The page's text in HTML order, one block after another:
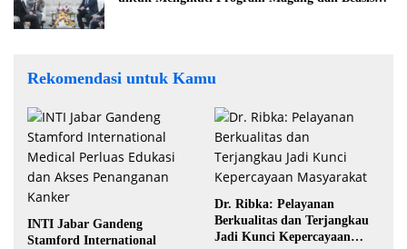
Rekomendasi untuk Kamu
INTI Jabar Gandeng
Stamford International
Dr. Ribka: Pelayanan
Berkualitas dan Terjangkau
Jadi Kunci Kepercayaan